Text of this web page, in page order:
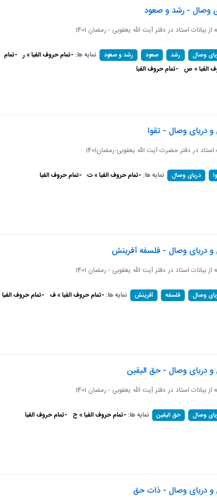
وصال - رشد و صعود
از بیانات استاد در دفتر آیت الله یعقوبی - رمضان 1401
وصال رشد صعود رشد و صعود نمایه ها: -تمام حروف الفبا » ر -تمام
الفبا » ص -تمام حروف الفبا
و دریای وصال - تقوا
استاد در دفتر حضرت آیت الله یعقوبی-رمضان1401
دریای وصال نمایه ها: -تمام حروف الفبا » ت -تمام حروف الفبا
و دریای وصال - فلسفه آفرینش
از بیانات استاد در دفتر آیت الله یعقوبی - رمضان 1401
وصال فلسفه آفرینش نمایه ها: -تمام حروف الفبا » ف -تمام حروف الفبا
و دریای وصال - حق الیقین
از بیانات استاد در دفتر آِیت الله یعقوبی - رمضان 1401
وصال حق الیقین نمایه ها: -تمام حروف الفبا » ح -تمام حروف الفبا
و دریای وصال - ذات حق